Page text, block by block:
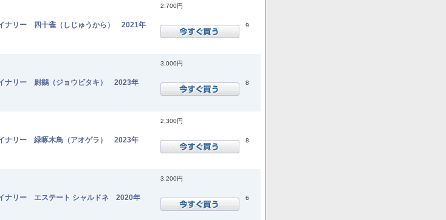
ナリー 四十雀（しじゅうから） 2021年
2,700円
9
ナリー 尉鶲（ジョウビタキ） 2023年
3,000円
8
ナリー 緑啄木鳥（アオゲラ） 2023年
2,300円
8
ナリー エステート シャルドネ 2020年
3,200円
6